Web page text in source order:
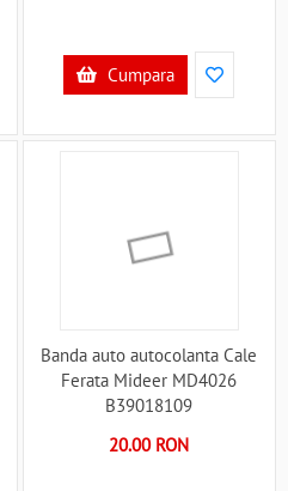
Cumpara
Banda auto autocolanta Cale
Ferata Mideer MD4026
B39018109
20.00 RON